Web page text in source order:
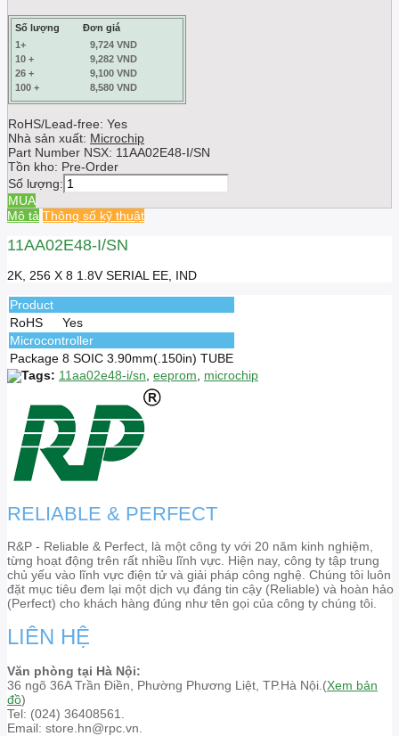
Số lượng
Đơn giá
1+
9,724 VND
10 +
9,282 VND
26 +
9,100 VND
100 +
8,580 VND
RoHS/Lead-free: Yes
Nhà sản xuất: Microchip
Part Number NSX: 11AA02E48-I/SN
Tồn kho: Pre-Order
Số lượng:
MUA
Mô tả Thông số kỹ thuật
11AA02E48-I/SN
2K, 256 X 8 1.8V SERIAL EE, IND
Product
RoHS
Yes
Microcontroller
Package 8 SOIC 3.90mm(.150in) TUBE
Tags: 11aa02e48-i/sn eeprom microchip
RELIABLE & PERFECT
R&P - Reliable & Perfect, là một công ty với 20 năm kinh nghiệm,
từng hoạt động trên rất nhiều lĩnh vực. Hiện nay, công ty tập trung
chủ yếu vào lĩnh vực điện tử và giải pháp công nghệ. Chúng tôi luôn
đặt mục tiêu đem lại một dịch vụ đáng tin cậy (Reliable) và hoàn hảo
(Perfect) cho khách hàng đúng như tên gọi của công ty chúng tôi.
LIÊN HỆ
Văn phòng tại Hà Nội:
36 ngõ 36A Trần Điền, Phường Phương Liệt, TP.Hà Nội.(Xem bản
đồ)
Tel: (024) 36408561.
Email: store.hn@rpc.vn.